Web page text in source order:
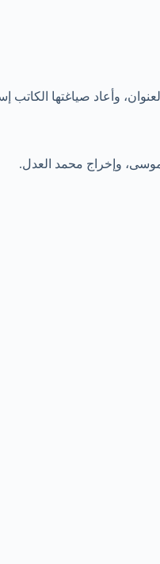
موسى، وإخراج محمد العدل.